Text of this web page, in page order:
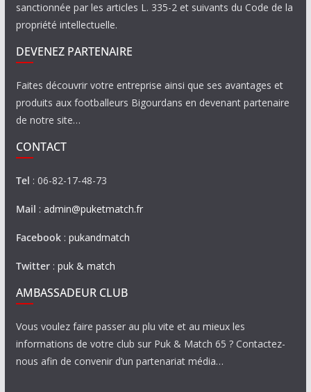
sanctionnée par les articles L. 335-2 et suivants du Code de la
propriété intellectuelle.
DEVENEZ PARTENAIRE
Faites découvrir votre entreprise ainsi que ses avantages et
produits aux footballeurs Bigourdans en devenant partenaire
de notre site…
CONTACT
Tel : 06-82-17-48-73
Mail : admin@puketmatch.fr
Facebook: pukandmatch
Twitter: puk & match
AMBASSADEUR CLUB
Vous voulez faire passer au plu vite et au mieux les
informations de votre club sur Puk & Match 65 ? Contactez-
nous afin de convenir d’un partenariat média…